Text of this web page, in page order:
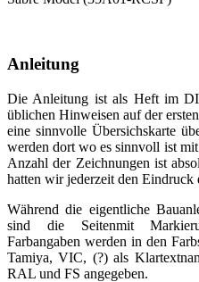
Anleitung
Die Anleitung ist als Heft im
üblichen Hinweisen auf der
eine sinnvolle Übersichskarte
werden dort wo es sinnvoll ist
Anzahl der Zeichnungen ist
hatten wir jederzeit den Eindruck
Während die eigentliche
sind die Seitenmit
Farbangaben werden in den
Tamiya, VIC, (?) als
RAL und FS angegeben.